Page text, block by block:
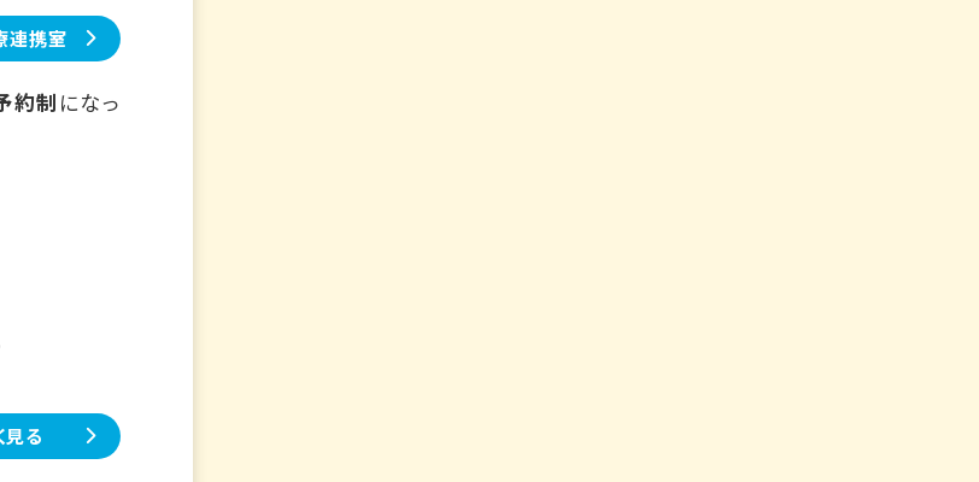
連携室
約制 になっ
見る